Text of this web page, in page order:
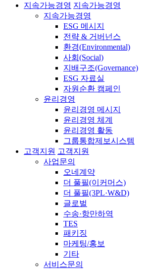
지속가능경영 지속가능경영
지속가능경영
ESG 메시지
전략 & 거버넌스
환경(Environmental)
사회(Social)
지배구조(Governance)
ESG 자료실
자원순환 캠페인
윤리경영
윤리경영 메시지
윤리경영 체계
윤리경영 활동
그룹통합제보시스템
고객지원 고객지원
사업문의
오네계약
더 풀필(이커머스)
더 풀필(3PL·W&D)
글로벌
수송·항만하역
TES
패키징
마케팅/홍보
기타
서비스문의